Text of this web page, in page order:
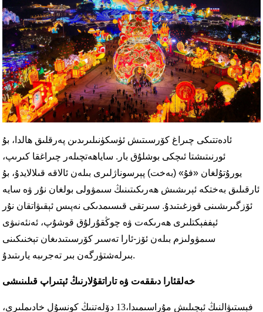
ئادەتتىكى چىراغ كۆرسىتىش ئۈسكۈنىلىرىدىن پەرقلىق ھالدا، بۇ
ئورنىتىشتا ئىچكى بوشلۇق بار. ساياھەتچىلەر چىراغقا كىرىپ،
يورۇتۇلغان «فۇ» (بەخت) پېرسوناژلىرى بىلەن ئالاقە قىلالايدۇ، بۇ
ئارقىلىق بەختكە ئېرىشىش ھەرىكىتىنىڭ سىمۋولى بولغان نۇر ۋە سايە
ئۆزگىرىشىنى قوزغىتىدۇ. سىرتقى قىسىمدىكى نەپىس ئېقىۋاتقان نۇر
ئېففېكتلىرى ھەرىكەت ۋە چوڭقۇرلۇق قوشۇپ، ئەنئەنىۋى
سىمۋولىزم بىلەن ئۆز-ئارا تەسىر كۆرسىتىدىغان تېخنىكىنى
بىرلەشتۈرگەن بىر تەجرىبە يارىتىدۇ.
خەلقئارا دىققەت ۋە تاراتقۇلارنىڭ ئېتىراپ قىلىنىشى
فېستىۋالنىڭ ئېچىلىش مۇراسىمىدا،13 دۆلەتنىڭ كونسۇل خادىملىرى ،